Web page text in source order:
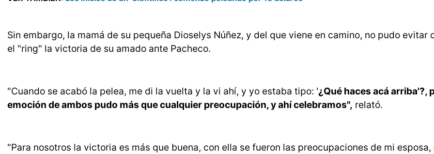
Sin embargo, la mamá de su pequeña Dioselys Núñez, y del que viene en camino, no pudo evitar
el "ring" la victoria de su amado ante Pacheco.
"Cuando se acabó la pelea, me di la vuelta y la vi ahí, y yo estaba tipo: '¿Qué haces acá arriba'?,
emoción de ambos pudo más que cualquier preocupación, y ahí celebramos", relató.
"Para nosotros la victoria es más que buena, con ella se fueron las preocupaciones de mi esposa,